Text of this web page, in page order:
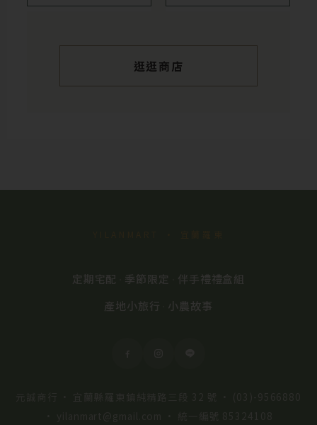
產
逛逛商店
定期宅配 季節限定
伴手禮禮盒組
產地小旅行
小農故事